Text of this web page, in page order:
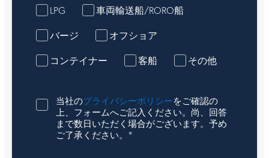
LPG
車両輸送船/RORO船
バージ
オフショア
コンテイナー
客船 その他
当社のプライバシーポリシーをご確認の
上、フォームへご記入ください。尚、回答
まで数日いただく場合がございます。予め
ご了承ください。 *